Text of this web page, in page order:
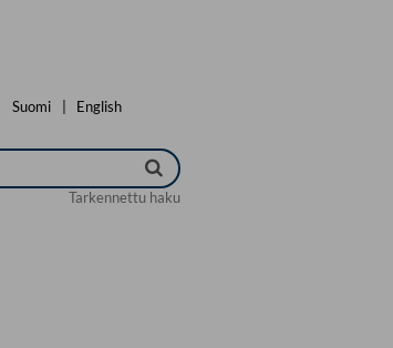
Suomi English
Tarkennettu haku